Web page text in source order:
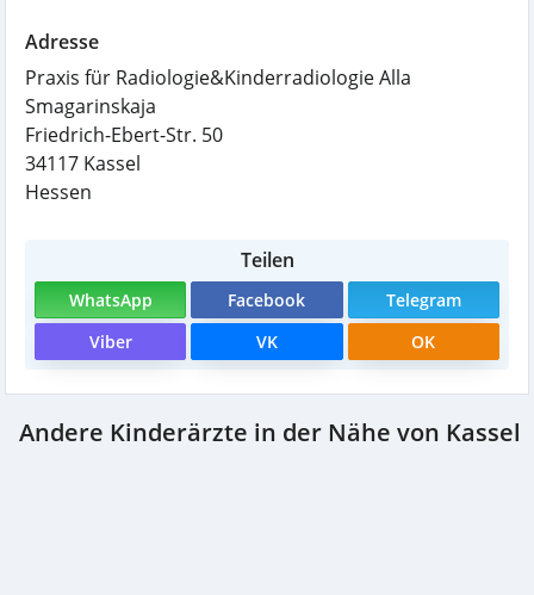
Adresse
Praxis für Radiologie&Kinderradiologie Alla
Smagarinskaja
Friedrich-Ebert-Str. 50
34117 Kassel
Hessen
Teilen
WhatsApp Facebook
Telegram
Viber
VK OK
Andere Kinderärzte in der Nähe von Kassel